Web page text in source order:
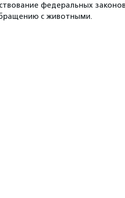
федеральных
с животными.